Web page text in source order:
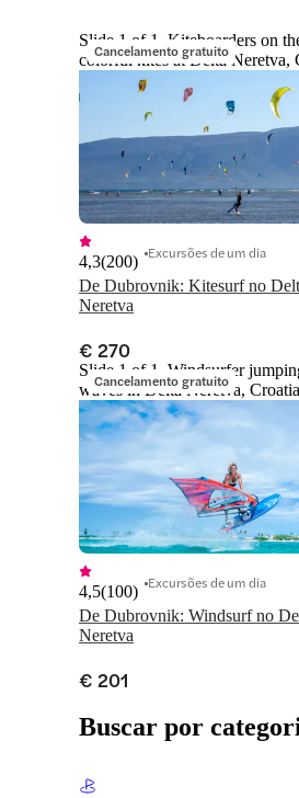
Cancelamento gratuito
Slide 1 of 1, Kiteboarders on
colorful kites at Delta Neretva,
De Dubrovnik: Kitesurf no
Neretva
4,3(200) Excursões de um dia
€ 270
Cancelamento gratuito
Slide 1 of 1, Windsurfer
waves in Delta Neretva,
De Dubrovnik: Windsurf no
Neretva
4,5(100) Excursões de um dia
€ 201
Buscar por